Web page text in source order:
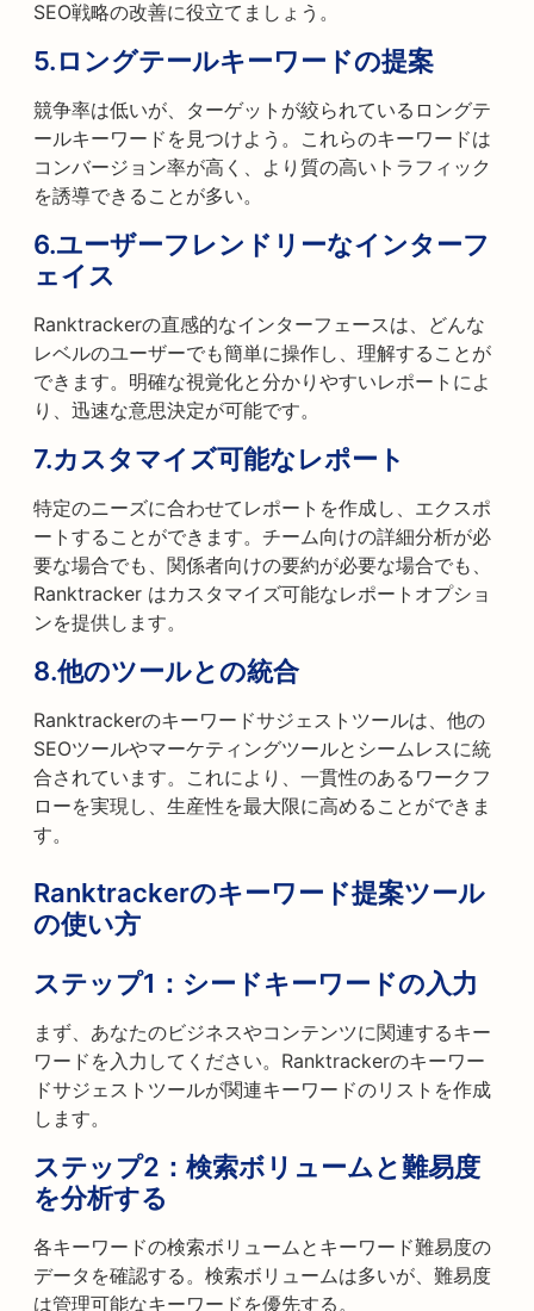
SEO戦略の改善に役立てましょう。
5.ロングテールキーワードの提案
競争率は低いが、ターゲットが絞られているロングテ
ールキーワードを見つけよう。これらのキーワードは
コンバージョン率が高く、より質の高いトラフィック
を誘導できることが多い。
6.ユーザーフレンドリーなインターフ
ェイス
Ranktrackerの直感的なインターフェースは、どんな
レベルのユーザーでも簡単に操作し、理解することが
できます。明確な視覚化と分かりやすいレポートによ
り、迅速な意思決定が可能です。
7.カスタマイズ可能なレポート
特定のニーズに合わせてレポートを作成し、エクスポ
ートすることができます。チーム向けの詳細分析が必
要な場合でも、関係者向けの要約が必要な場合でも、
Ranktracker はカスタマイズ可能なレポートオプショ
ンを提供します。
8.他のツールとの統合
Ranktrackerのキーワードサジェストツールは、他の
SEOツールやマーケティングツールとシームレスに統
合されています。これにより、一貫性のあるワークフ
ローを実現し、生産性を最大限に高めることができま
す。
Ranktrackerのキーワード提案ツール
の使い方
ステップ1： シードキーワードの入力
まず、あなたのビジネスやコンテンツに関連するキー
ワードを入力してください。Ranktrackerのキーワー
ドサジェストツールが関連キーワードのリストを作成
します。
ステップ2： 検索ボリュームと難易度
を分析する
各キーワードの検索ボリュームとキーワード難易度の
データを確認する。検索ボリュームは多いが、難易度
は管理可能なキーワードを優先する。